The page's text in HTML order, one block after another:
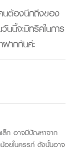
นต้องนึกถึงของ
นี้จะมีทริคในการ
ากกันค่ะ
ล็ก อาจมีปัญหาจาก
น้อยในครรภ์ ดังนั้นอาจ